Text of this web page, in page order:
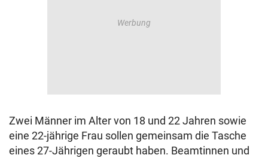
Zwei Männer im Alter von 18 und 22 Jahren sowie
eine 22-jährige Frau sollen gemeinsam die Tasche
eines 27-Jährigen geraubt haben. Beamtinnen und